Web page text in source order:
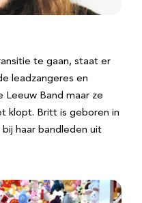
te gaan, staat er
leadzangeres en
Leeuw Band maar ze
klopt. Britt is geboren in
haar bandleden uit